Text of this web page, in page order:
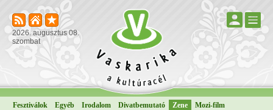
2026. augusztus 08.
szombat
Fesztiválok Egyéb Irodalom Divatbemutató Zene
Mozi-film